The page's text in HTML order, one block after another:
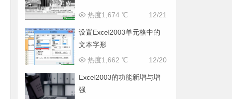
12/21
热度1,674 ℃
设置Excel2003单元格中的
文本字形
12/20
热度1,662 ℃
Excel2003的功能新增与增
强